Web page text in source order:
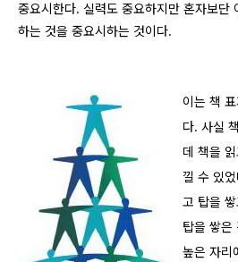
중요시한다. 실력도 중요하지만 혼자보단
하는 것을 중요시하는 것이다.
이는 책
다. 사실
데 책을
낄 수 있
고 탑을
탑을 쌓은
높은 자리